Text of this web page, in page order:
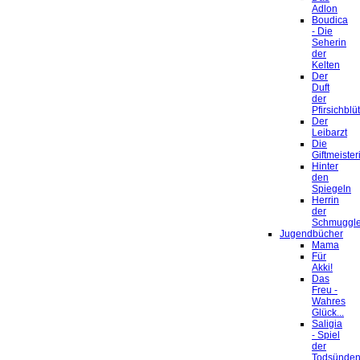
Adlon
Boudica
- Die
Seherin
der
Kelten
Der
Duft
der
Der
Leibarzt
Die
Hinter
den
Spiegeln
Herrin
der
Jugendbücher
Mama
Für
Akki!
Das
Freu -
Wahres
Glück...
Saligia
- Spiel
der
Todsünden